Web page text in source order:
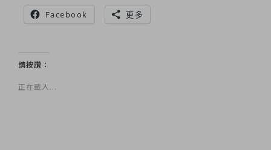
Facebook 更多
請按讚：
正在載入...